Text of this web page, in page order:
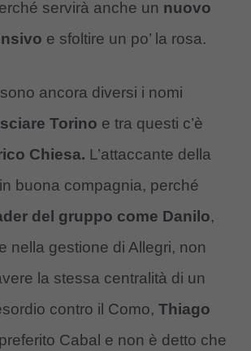
servirà anche un nuovo
e sfoltire un po’ la rosa.
ancora diversi i nomi
Torino e tra questi c’è
Chiesa. L’attaccante della
buona compagnia, perché
del gruppo come Danilo,
nella gestione di Allegri, non
la stessa centralità di un
contro il Como, Thiago
Cabal e non è detto che